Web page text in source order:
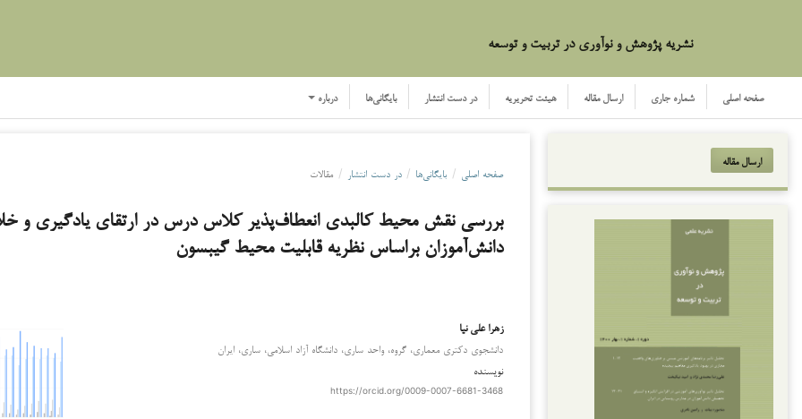
نشریه پژوهش و نوآوری در تربیت و توسعه
صفحه اصلی شماره جاری ارسال مقاله هیئت تحریریه در دست انتشار بایگانی‌ها درباره
ارسال مقاله
صفحه اصلی / بایگانی‌ها / در دست انتشار / مقالات
بررسی نقش محیط کالبدی انعطاف‌پذیر کلاس درس در ارتقای یادگیری و
دانش‌آموزان براساس نظریه قابلیت محیط گیبسون
زهرا علی نیا
دانشجوی دکتری معماری، گروه، واحد ساری، دانشگاه آزاد اسلامی، ساری، ایران
نویسنده
https://orcid.org/0009-0007-6681-3468